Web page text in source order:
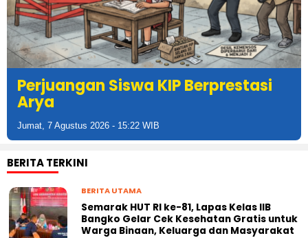
Perjuangan Siswa KIP Berprestasi
Arya
Jumat, 7 Agustus 2026 - 15:22 WIB
BERITA TERKINI
BERITA UTAMA
Semarak HUT RI ke-81, Lapas Kelas IIB
Bangko Gelar Cek Kesehatan Gratis untuk
Warga Binaan, Keluarga dan Masyarakat